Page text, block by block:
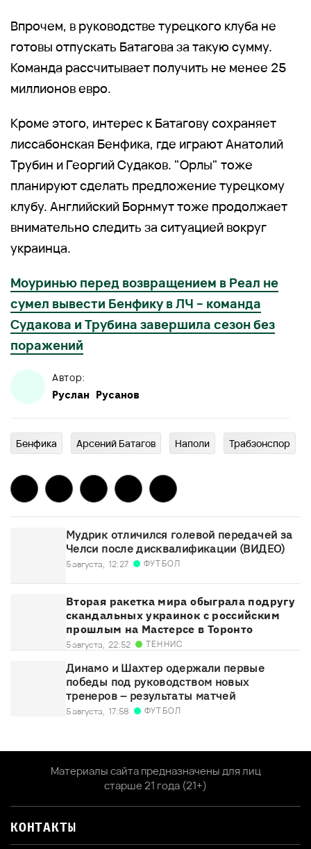
Впрочем, в руководстве турецкого клуба не
готовы отпускать Батагова за такую сумму.
Команда рассчитывает получить не менее 25
миллионов евро.
Кроме этого, интерес к Батагову сохраняет
лиссабонская Бенфика, где играют Анатолий
Трубин и Георгий Судаков. "Орлы" тоже
планируют сделать предложение турецкому
клубу. Английский Борнмут тоже продолжает
внимательно следить за ситуацией вокруг
украинца.
Моуринью перед возвращением в Реал не
сумел вывести Бенфику в ЛЧ – команда
Судакова и Трубина завершила сезон без
поражений
Автор:
Руслан Русанов
Бенфика Арсений Батагов Наполи Трабзонспор
Мудрик отличился голевой передачей за
Челси после дисквалификации (ВИДЕО)
5 августа, 12:27 ФУТБОЛ
Вторая ракетка мира обыграла подругу
скандальных украинок с российским
прошлым на Мастерсе в Торонто
5 августа, 22:52 ТЕННИС
Динамо и Шахтер одержали первые
победы под руководством новых
тренеров – результаты матчей
5 августа, 17:58 ФУТБОЛ
Материалы сайта предназначены для лиц
старше 21 года (21+)
КОНТАКТЫ